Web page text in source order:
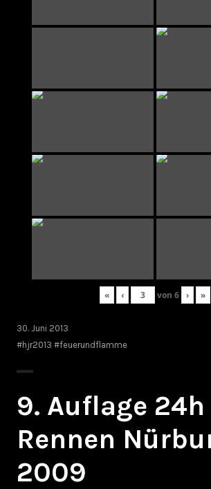
« ‹ von 6 › »
30. Juni 2013
#hjr2013 #feuerundflamme
9. Auflage 24h
Rennen
2009